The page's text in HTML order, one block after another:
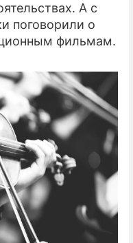
А с
поговорили о
фильмам.